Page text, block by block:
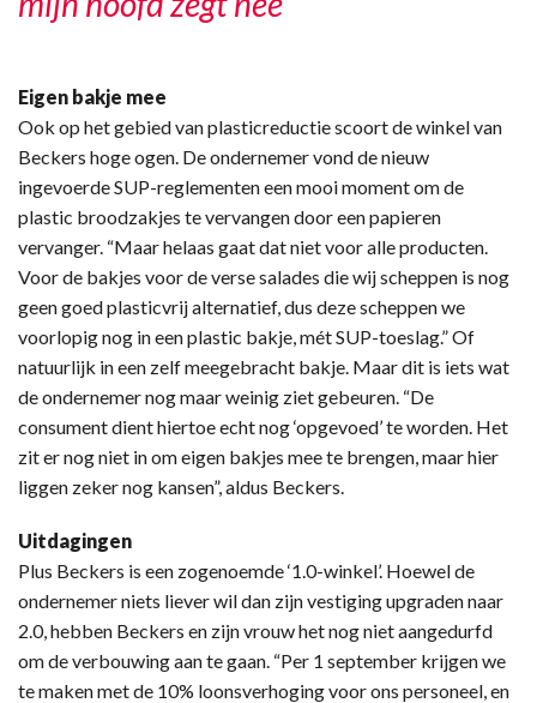
Eigen bakje mee
Ook op het gebied van plasticreductie scoort de winkel van
Beckers hoge ogen. De ondernemer vond de nieuw
ingevoerde SUP-reglementen een mooi moment om de
plastic broodzakjes te vervangen door een papieren
vervanger. “Maar helaas gaat dat niet voor alle producten.
Voor de bakjes voor de verse salades die wij scheppen is nog
geen goed plasticvrij alternatief, dus deze scheppen we
voorlopig nog in een plastic bakje, mét SUP-toeslag.” Of
natuurlijk in een zelf meegebracht bakje. Maar dit is iets wat
de ondernemer nog maar weinig ziet gebeuren. “De
consument dient hiertoe echt nog ‘opgevoed’ te worden. Het
zit er nog niet in om eigen bakjes mee te brengen, maar hier
liggen zeker nog kansen”, aldus Beckers.
Uitdagingen
Plus Beckers is een zogenoemde ‘1.0-winkel’. Hoewel de
ondernemer niets liever wil dan zijn vestiging upgraden naar
2.0, hebben Beckers en zijn vrouw het nog niet aangedurfd
om de verbouwing aan te gaan. “Per 1 september krijgen we
te maken met de 10% loonsverhoging voor ons personeel, en